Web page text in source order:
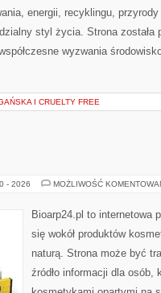
energii, recyklingu,
styl życia. Strona została
wyzwania
I CRUELTY FREE
- 2026 MOŻLIWOŚĆ
Bioarp24.pl to internetowa
się wokół produktów
naturą. Strona może być
źródło informacji dla osób,